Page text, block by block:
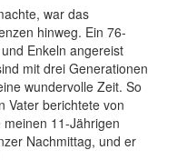
war das
hinweg. Ein 76-
Enkeln angereist
mit drei Generationen
wunder­volle Zeit. So
Vater berichtete von
11-Jährigen
Nachmittag, und er